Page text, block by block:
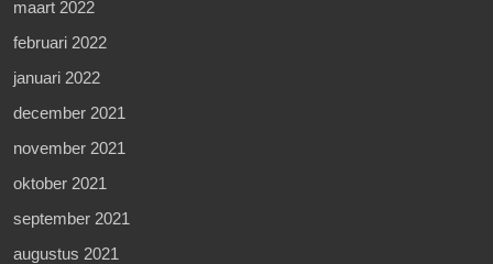
maart 2022
februari 2022
januari 2022
december 2021
november 2021
oktober 2021
september 2021
augustus 2021